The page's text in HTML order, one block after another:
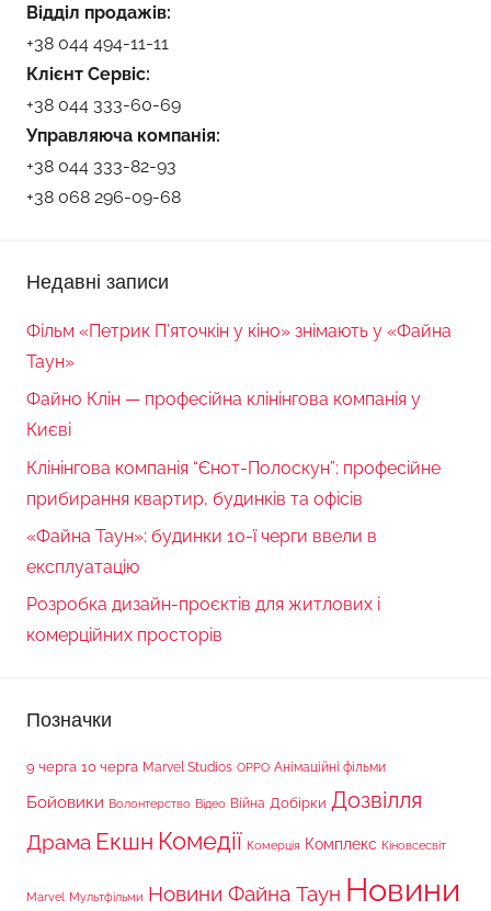
Відділ продажів:
+38 044 494-11-11
Клієнт Сервіс:
+38 044 333-60-69
Управляюча компанія:
+38 044 333-82-93
+38 068 296-09-68
Недавні записи
Фільм «Петрик П’яточкін у кіно» знімають у «Файна
Таун»
Файно Клін — професійна клінінгова компанія у
Києві
Клінінгова компанія “Єнот-Полоскун”: професійне
прибирання квартир, будинків та офісів
«Файна Таун»: будинки 10-ї черги ввели в
експлуатацію
Розробка дизайн-проєктів для житлових і
комерційних просторів
Позначки
9 черга 10 черга Marvel Studios OPPO Анімаційні фільми
Бойовики Волонтерство Відео Війна Добірки Дозвілля
Драма Екшн Комедії Комерція Комплекс Кіновсесвіт
Marvel Мультфільми Новини Файна Таун Новини